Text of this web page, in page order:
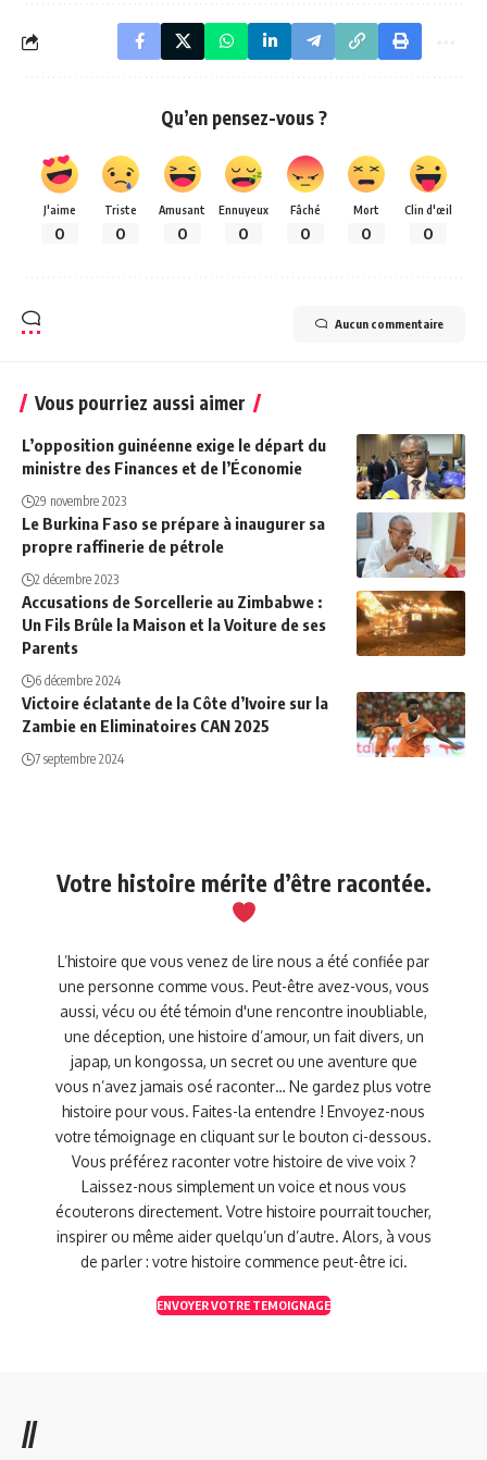
Qu’en pensez-vous ?
J'aime
0
Triste
0
Amusant
0
Ennuyeux
0
Fâché
0
Mort
0
Clin d'œil
0
Aucun commentaire
Vous pourriez aussi aimer
L’opposition guinéenne exige le départ du
ministre des Finances et de l’Économie
29 novembre 2023
Le Burkina Faso se prépare à inaugurer sa
propre raffinerie de pétrole
2 décembre 2023
Accusations de Sorcellerie au Zimbabwe :
Un Fils Brûle la Maison et la Voiture de ses
Parents
6 décembre 2024
Victoire éclatante de la Côte d’Ivoire sur la
Zambie en Eliminatoires CAN 2025
7 septembre 2024
Votre histoire mérite d’être racontée.
L’histoire que vous venez de lire nous a été confiée par
une personne comme vous. Peut-être avez-vous, vous
aussi, vécu ou été témoin d'une rencontre inoubliable,
une déception, une histoire d’amour, un fait divers, un
japap, un kongossa, un secret ou une aventure que
vous n’avez jamais osé raconter… Ne gardez plus votre
histoire pour vous. Faites-la entendre ! Envoyez-nous
votre témoignage en cliquant sur le bouton ci-dessous.
Vous préférez raconter votre histoire de vive voix ?
Laissez-nous simplement un voice et nous vous
écouterons directement. Votre histoire pourrait toucher,
inspirer ou même aider quelqu’un d’autre. Alors, à vous
de parler : votre histoire commence peut-être ici.
ENVOYER VOTRE TEMOIGNAGE
//